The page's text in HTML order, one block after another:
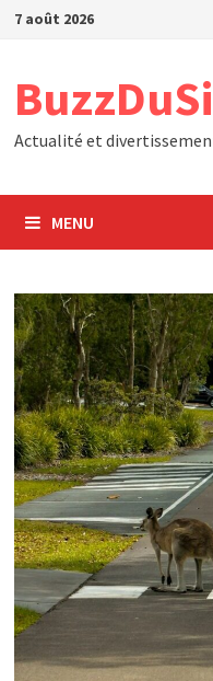
Passer
7 août 2026
Actualité et
MENU